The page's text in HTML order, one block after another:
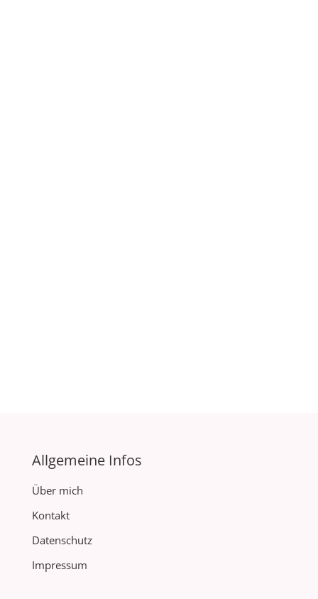
Allgemeine Infos
Über mich
Kontakt
Datenschutz
Impressum